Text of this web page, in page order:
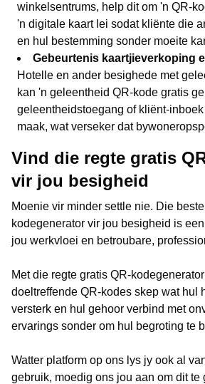
winkelsentrums, help dit om 'n QR-
'n digitale kaart lei sodat kliënte die
en hul bestemming sonder moeite
Gebeurtenis kaartjieverkoping
Hotelle en ander besighede met
kan 'n geleentheid QR-kode gratis
geleentheidstoegang of kliënt-
maak, wat verseker dat
Vind die regte gratis
vir jou besigheid
Moenie vir minder settle nie. Die
kodegenerator vir jou besigheid is
jou werkvloei en betroubare,
Met die regte gratis QR-
doeltreffende QR-kodes skep wat hul
versterk en hul gehoor verbind met
ervarings sonder om hul begroting te
Watter platform op ons lys jy ook al
gebruik, moedig ons jou aan om dit te